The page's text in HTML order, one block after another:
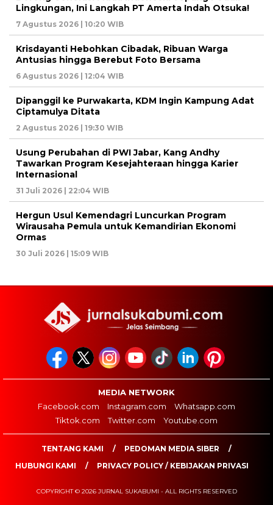
Lingkungan, Ini Langkah PT Amerta Indah Otsuka!
7 Agustus 2026 | 10:20 WIB
Krisdayanti Hebohkan Cibadak, Ribuan Warga
Antusias hingga Berebut Foto Bersama
6 Agustus 2026 | 12:04 WIB
Dipanggil ke Purwakarta, KDM Ingin Kampung Adat
Ciptamulya Ditata
2 Agustus 2026 | 19:30 WIB
Usung Perubahan di PWI Jabar, Kang Andhy
Tawarkan Program Kesejahteraan hingga Karier
Internasional
31 Juli 2026 | 22:04 WIB
Hergun Usul Kemendagri Luncurkan Program
Wirausaha Pemula untuk Kemandirian Ekonomi
Ormas
30 Juli 2026 | 15:09 WIB
MEDIA NETWORK
Facebook.com
Instagram.com
Whatsapp.com
Tiktok.com
Twitter.com Youtube.com
TENTANG KAMI
PEDOMAN MEDIA SIBER
HUBUNGI KAMI
PRIVACY POLICY / KEBIJAKAN PRIVASI
COPYRIGHT © 2026 JURNAL SUKABUMI - ALL RIGHTS RESERVED